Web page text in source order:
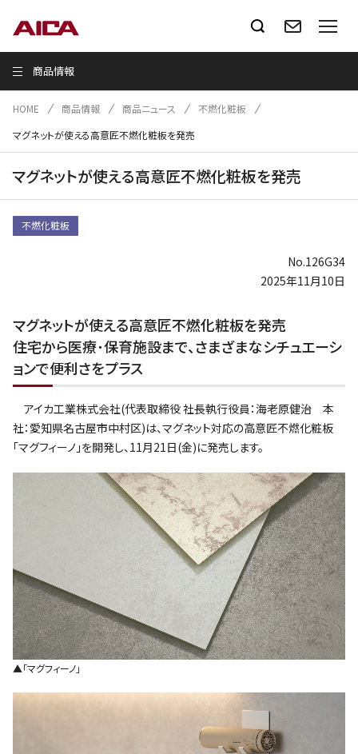
商品情報
HOME 商品情報 商品ニュース
不燃化粧板
マグネットが使える高意匠不燃化粧板を発売
マグネットが使える高意匠不燃化粧板を発売
不燃化粧板
No.126G34
2025年11月10日
マグネットが使える高意匠不燃化粧板を発売
住宅から医療･保育施設まで、さまざまなシチュエーシ
ョンで便利さをプラス
アイカ工業株式会社(代表取締役 社長執行役員：海老原健治 本
社：愛知県名古屋市中村区)は、マグネット対応の高意匠不燃化粧板
｢マグフィーノ｣を開発し、11月21日(金)に発売します。
▲｢マグフィーノ｣